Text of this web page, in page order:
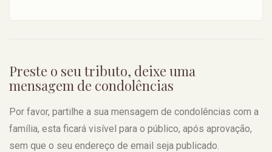
Preste o seu tributo, deixe uma
mensagem de condolências
Por favor, partilhe a sua mensagem de condolências com a
família, esta ficará visível para o público, após aprovação,
sem que o seu endereço de email seja publicado.